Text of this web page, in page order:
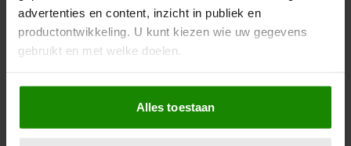
advertenties en content, inzicht in publiek en
productontwikkeling. U kunt kiezen wie uw gegevens
gebruikt en met welke doelen.
Als u het toestaat, willen we ook graag:
Informatie verzamelen over uw geografische
locatie, die tot een paar meter nauwkeurig kan zijn
Alles toestaan